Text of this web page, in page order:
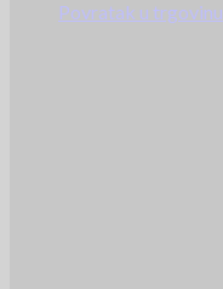
Povratak u trgovinu